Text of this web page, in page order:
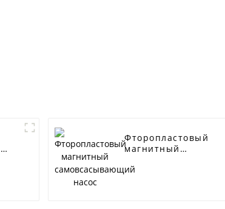
Фторопластовый
магнитный
насос